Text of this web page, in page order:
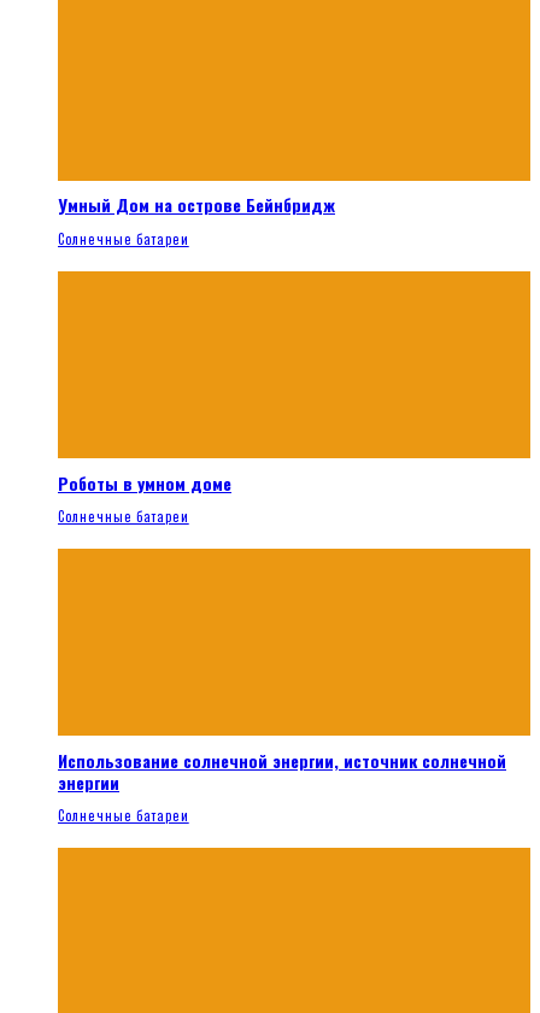
Умный Дом на острове Бейнбридж
Солнечные батареи
Роботы в умном доме
Солнечные батареи
Использование солнечной энергии, источник солнечной
энергии
Солнечные батареи